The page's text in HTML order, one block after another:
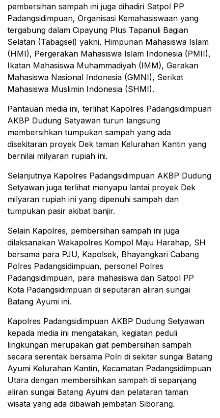
pembersihan sampah ini juga dihadiri Satpol PP
Padangsidimpuan, Organisasi Kemahasiswaan yang
tergabung dalam Cipayung Plus Tapanuli Bagian
Selatan (Tabagsel) yakni, Himpunan Mahasiswa Islam
(HMI), Pergerakan Mahasiswa Islam Indonesia (PMII),
Ikatan Mahasiswa Muhammadiyah (IMM), Gerakan
Mahasiswa Nasional Indonesia (GMNI), Serikat
Mahasiswa Muslimin Indonesia (SHMI).
Pantauan media ini, terlihat Kapolres Padangsidimpuan
AKBP Dudung Setyawan turun langsung
membersihkan tumpukan sampah yang ada
disekitaran proyek Dek taman Kelurahan Kantin yang
bernilai milyaran rupiah ini.
Selanjutnya Kapolres Padangsidimpuan AKBP Dudung
Setyawan juga terlihat menyapu lantai proyek Dek
milyaran rupiah ini yang dipenuhi sampah dan
tumpukan pasir akibat banjir.
Selain Kapolres, pembersihan sampah ini juga
dilaksanakan Wakapolres Kompol Maju Harahap, SH
bersama para PJU, Kapolsek, Bhayangkari Cabang
Polres Padangsidimpuan, personel Polres
Padangsidimpuan, para mahasiswa dan Satpol PP
Kota Padangsidimpuan di seputaran aliran sungai
Batang Ayumi ini.
Kapolres Padangsidimpuan AKBP Dudung Setyawan
kepada media ini mengatakan, kegiatan peduli
lingkungan merupakan giat pembersihan sampah
secara serentak bersama Polri di sekitar sungai Batang
Ayumi Kelurahan Kantin, Kecamatan Padangsidimpuan
Utara dengan membersihkan sampah di sepanjang
aliran sungai Batang Ayumi dan pelataran taman
wisata yang ada dibawah jembatan Siborang.